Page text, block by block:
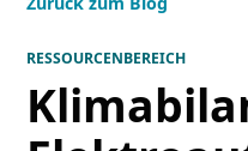
RESSOURCENBEREICH